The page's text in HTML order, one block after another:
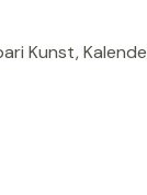
Kunst,